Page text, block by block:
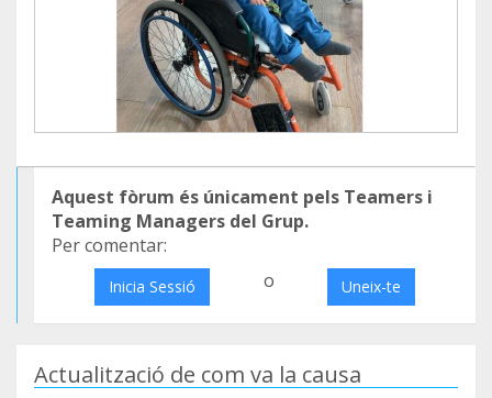
Aquest fòrum és únicament pels Teamers i
Teaming Managers del Grup.
Per comentar:
Inicia Sessió o Uneix-te
Actualització de com va la causa